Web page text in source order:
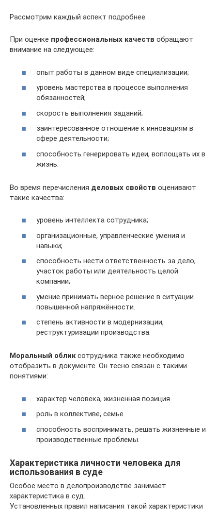
Рассмотрим каждый аспект подробнее.
При оценке профессиональных качеств обращают
внимание на следующее:
опыт работы в данном виде специализации;
уровень мастерства в процессе выполнения
обязанностей;
скорость выполнения заданий;
заинтересованное отношение к инновациям в
сфере деятельности;
способность генерировать идеи, воплощать их в
жизнь.
Во время перечисления деловых свойств оценивают
такие качества:
уровень интеллекта сотрудника;
организационные, управленческие умения и
навыки;
способность нести ответственность за дело,
участок работы или деятельность целой
компании;
умение принимать верное решение в ситуации
повышенной напряжённости.
степень активности в модернизации,
реструктуризации производства.
Моральный обликсотрудника также необходимо
отобразить в документе. Он тесно связан с такими
понятиями:
характер человека, жизненная позиция.
роль в коллективе, семье.
способность воспринимать, решать жизненные и
производственные проблемы.
Характеристика личности человека для
использования в суде
Особое место в делопроизводстве занимает
характеристика в суд.
Установленных правил написания такой характеристики